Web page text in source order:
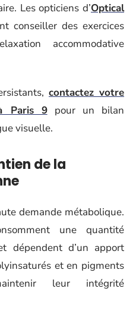
Les opticiens d’Optical
conseiller des exercices
accommodative
contactez votre
Paris 9pour un bilan
visuelle.
de la
demande métabolique.
une quantité
dépendent d’un apport
et en pigments
leur intégrité